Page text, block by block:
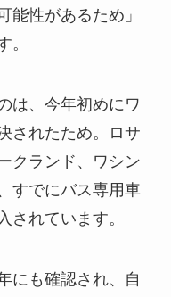
能性があるため」
。
は、今年初めにワ
されたため。ロサ
クランド、ワシン
すでにバス専用車
されています。
にも確認され、自